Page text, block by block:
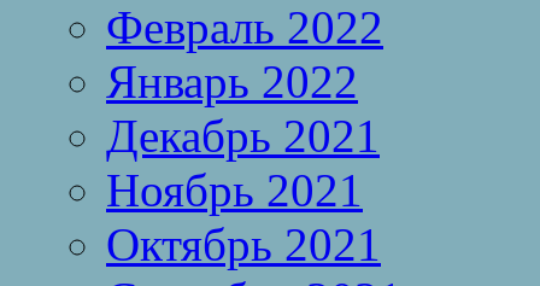
Февраль 2022
Январь 2022
Декабрь 2021
Ноябрь 2021
Октябрь 2021